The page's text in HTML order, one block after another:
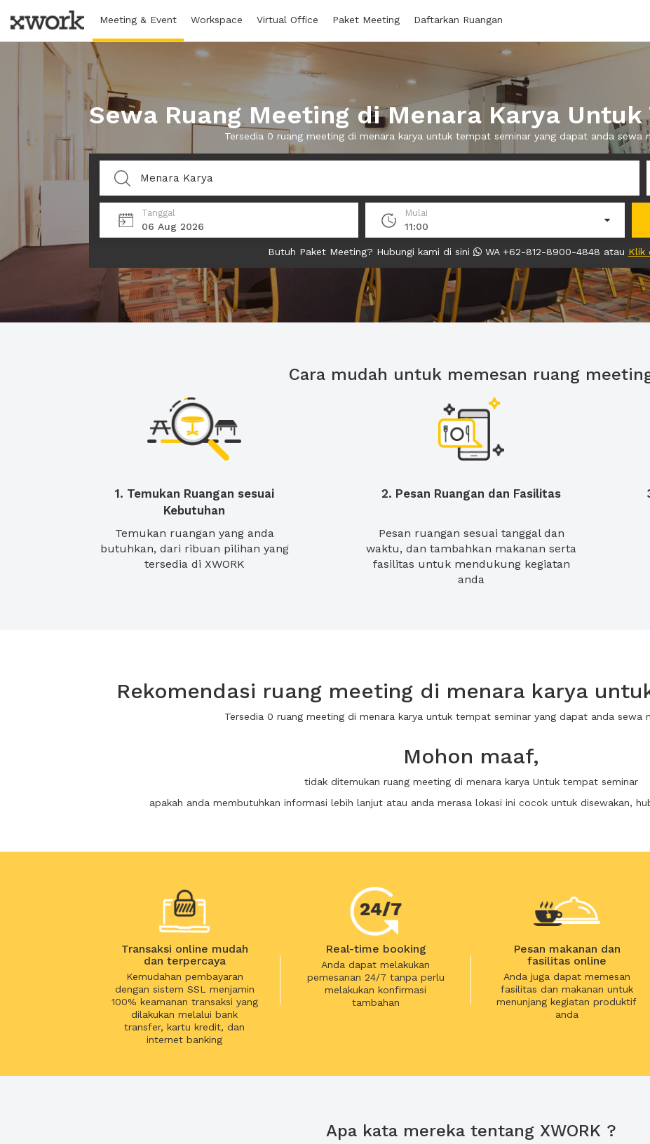
Meeting & Event Workspace Virtual Office Paket Meeting Daftarkan Ruangan
Sewa Ruang Meeting di Menara Karya
Tersedia 0 ruang meeting di menara karya untuk tempat seminar yang dapat anda sewa
Tanggal
06 Aug 2026
Mulai
11:00
Butuh Paket Meeting? Hubungi kami di sini WA +62-812-8900-4848 atau Klik
Cara mudah untuk memesan ruang
1. Temukan Ruangan sesuai
Kebutuhan
Temukan ruangan yang anda
butuhkan, dari ribuan pilihan yang
tersedia di XWORK
2. Pesan Ruangan dan Fasilitas
Pesan ruangan sesuai tanggal dan
waktu, dan tambahkan makanan serta
fasilitas untuk mendukung kegiatan
anda
Rekomendasi ruang meeting di menara karya
Tersedia 0 ruang meeting di menara karya untuk tempat seminar yang dapat anda sewa
Mohon maaf,
tidak ditemukan ruang meeting di menara karya Untuk tempat seminar
apakah anda membutuhkan informasi lebih lanjut atau anda merasa lokasi ini cocok untuk disewakan,
Transaksi online mudah
dan terpercaya
Kemudahan pembayaran
dengan sistem SSL menjamin
100% keamanan transaksi yang
dilakukan melalui bank
transfer, kartu kredit, dan
internet banking
Real-time booking
Anda dapat melakukan
pemesanan 24/7 tanpa perlu
melakukan konfirmasi
tambahan
Pesan makanan dan
fasilitas online
Anda juga dapat memesan
fasilitas dan makanan untuk
menunjang kegiatan produktif
anda
Apa kata mereka tentang XWORK ?